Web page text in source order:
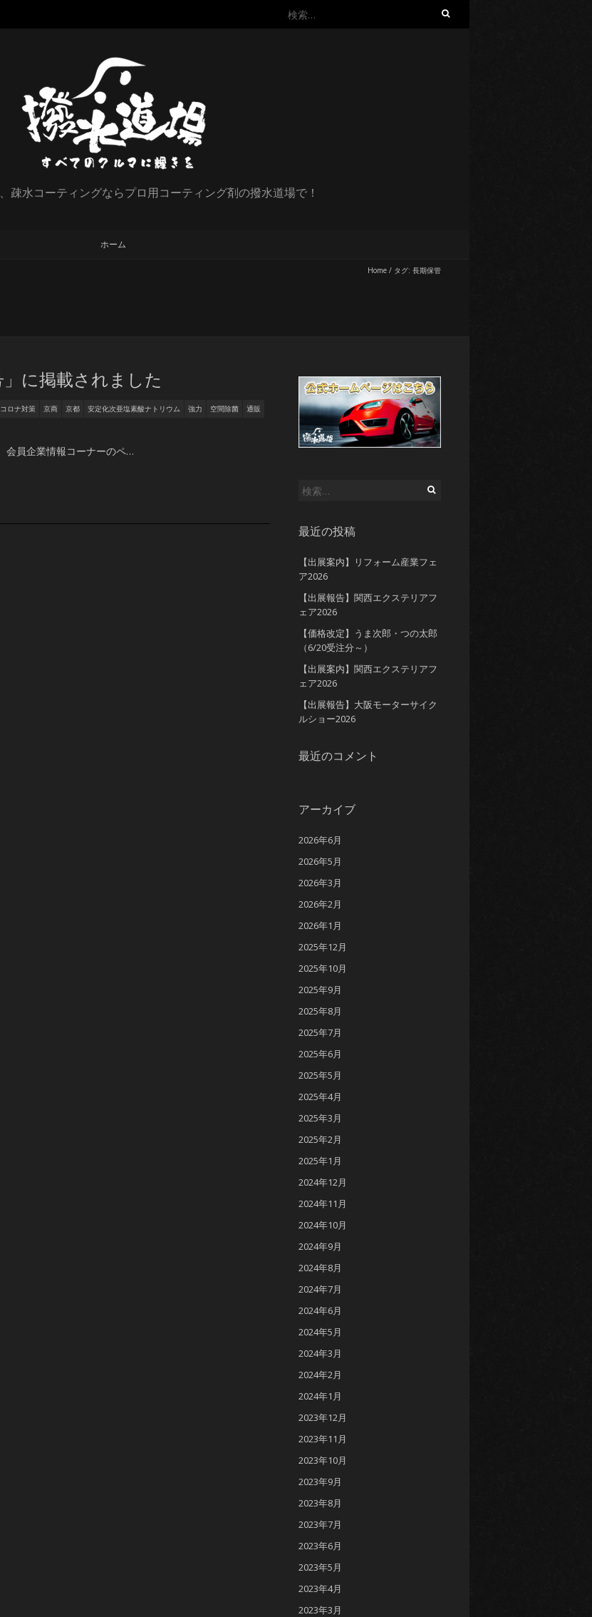
検
疎水コーティングならプロ用コーティング剤の撥水道場で！
ホーム
Home / タグ: 長期保管
」に掲載されました
コロナ対策 京商 京都 安定化次亜塩素酸ナトリウム 強力 空間除菌
通販
員企業情報コーナーのペ…
検
最近の投稿
【出展案内】リフォーム産業フェ
ア2026
【出展報告】関西エクステリアフ
ェア2026
【価格改定】うま次郎・つの太郎
（6/20受注分～）
【出展案内】関西エクステリアフ
ェア2026
【出展報告】大阪モーターサイク
ルショー2026
最近のコメント
アーカイブ
2026年6月
2026年5月
2026年3月
2026年2月
2026年1月
2025年12月
2025年10月
2025年9月
2025年8月
2025年7月
2025年6月
2025年5月
2025年4月
2025年3月
2025年2月
2025年1月
2024年12月
2024年11月
2024年10月
2024年9月
2024年8月
2024年7月
2024年6月
2024年5月
2024年3月
2024年2月
2024年1月
2023年12月
2023年11月
2023年10月
2023年9月
2023年8月
2023年7月
2023年6月
2023年5月
2023年4月
2023年3月